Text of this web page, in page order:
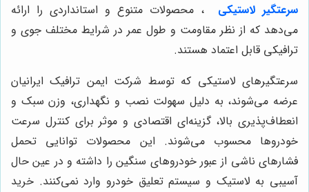
سرعتگیر لاستیکی
، محصولات متنوع و استانداردی را ارائه
می‌دهد که از نظر مقاومت و طول عمر در شرایط مختلف جوی و
ترافیکی قابل اعتماد هستند.
سرعتگیرهای لاستیکی که توسط شرکت ایمن ترافیک ایرانیان
عرضه می‌شوند، به دلیل سهولت نصب و نگهداری، وزن سبک و
انعطاف‌پذیری بالا، گزینه‌ای اقتصادی و موثر برای کنترل سرعت
خودروها محسوب می‌شوند. این محصولات توانایی تحمل
فشارهای ناشی از عبور خودروهای سنگین را داشته و در عین حال
آسیبی به لاستیک و سیستم تعلیق خودرو وارد نمی‌کنند. خرید